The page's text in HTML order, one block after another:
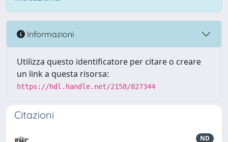
Informazioni
Utilizza questo identificatore per citare o creare
un link a questa risorsa:
https://hdl.handle.net/2158/827344
Citazioni
ND